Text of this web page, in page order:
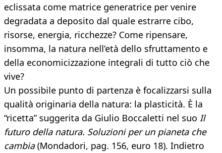
eclissata come matrice generatrice per venire
degradata a deposito dal quale estrarre cibo,
risorse, energia, ricchezze? Come ripensare,
insomma, la natura nell’età dello sfruttamento e
della economicizzazione integrali di tutto ciò che
vive?
Un possibile punto di partenza è focalizzarsi sulla
qualità originaria della natura: la plasticità. È la
“ricetta” suggerita da Giulio Boccaletti nel suo Il
futuro della natura. Soluzioni per un pianeta che
cambia(Mondadori, pag. 156, euro 18). Indietro